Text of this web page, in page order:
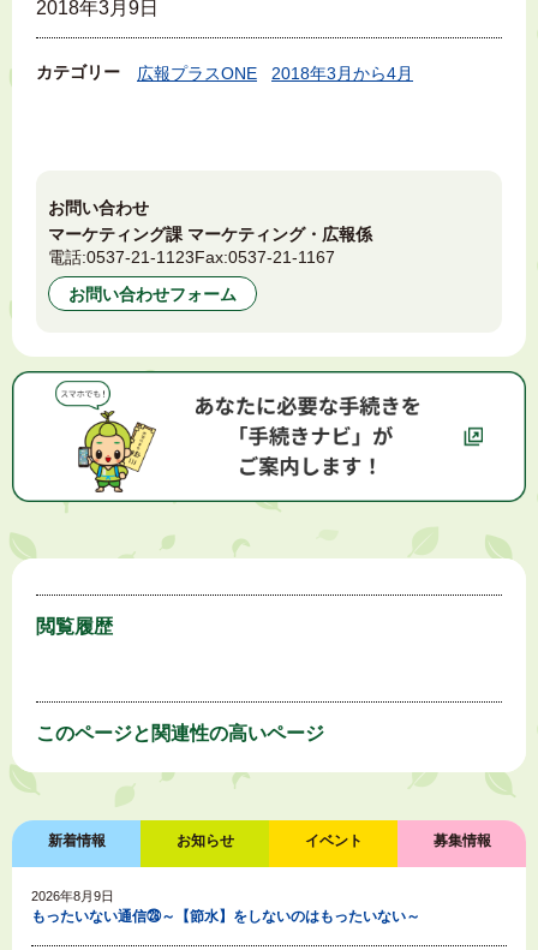
2018年3月9日
カテゴリー 広報プラスONE 2018年3月から4月
お問い合わせ
マーケティング課 マーケティング・広報係
電話:0537-21-1123Fax:0537-21-1167
お問い合わせフォーム
閲覧履歴
このページと 関連性の高いページ
新着情報 お知らせ イベント 募集情報
2026年8月9日
もったいない通信㉘～【節水】をしないのはもったいない～